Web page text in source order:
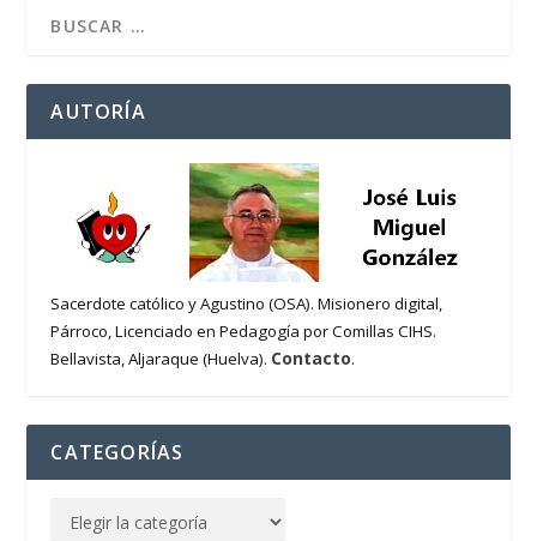
AUTORÍA
Sacerdote católico y Agustino (OSA). Misionero digital,
Párroco, Licenciado en Pedagogía por Comillas CIHS.
Bellavista, Aljaraque (Huelva). Contacto.
CATEGORÍAS